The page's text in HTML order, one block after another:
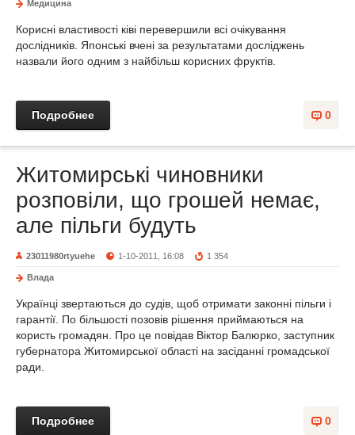
Медицина
Корисні властивості ківі перевершили всі очікування
дослідників. Японські вчені за результатами досліджень
назвали його одним з найбільш корисних фруктів.
0
Подробнее
Житомирські чиновники
розповіли, що грошей немає,
але пільги будуть
23011980rtyuehe 1-10-2011, 16:08 1 354
Влада
Українці звертаються до судів, щоб отримати законні пільги і
гарантії. По більшості позовів рішення приймаються на
користь громадян. Про це повідав Віктор Балюрко, заступник
губернатора Житомирської області на засіданні громадської
ради.
0
Подробнее